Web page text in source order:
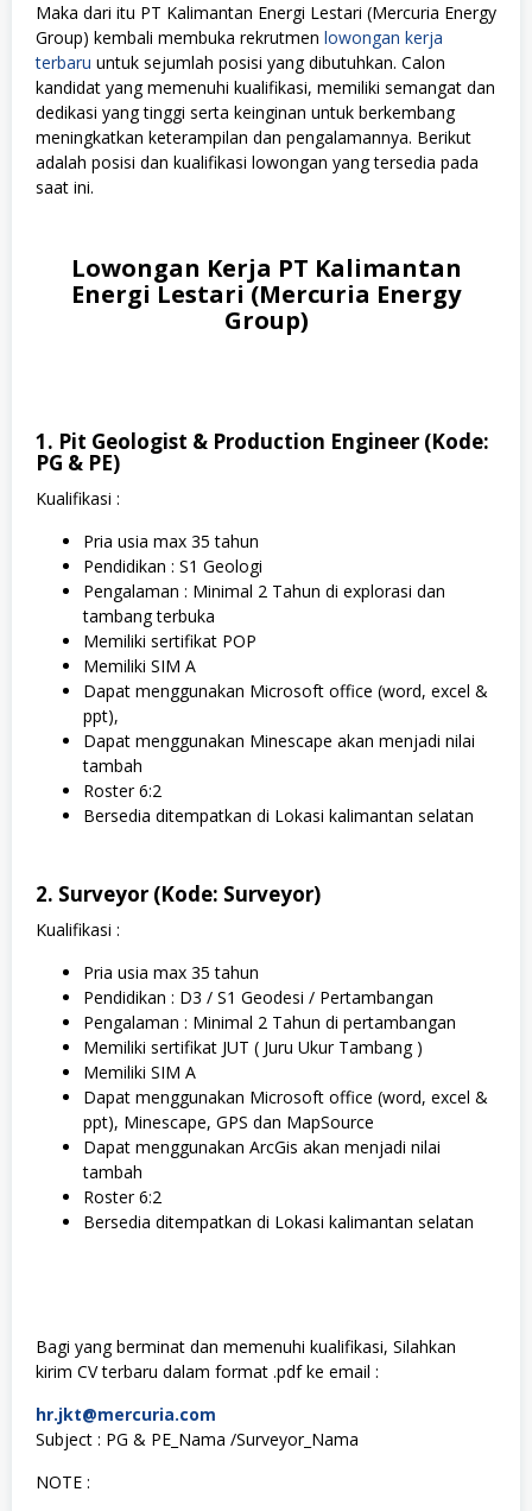
Maka dari itu PT Kalimantan Energi Lestari (Mercuria Energy
Group) kembali membuka rekrutmen lowongan kerja
terbaru untuk sejumlah posisi yang dibutuhkan. Calon
kandidat yang memenuhi kualifikasi, memiliki semangat dan
dedikasi yang tinggi serta keinginan untuk berkembang
meningkatkan keterampilan dan pengalamannya. Berikut
adalah posisi dan kualifikasi lowongan yang tersedia pada
saat ini.
Lowongan Kerja PT Kalimantan
Energi Lestari (Mercuria Energy
Group)
1. Pit Geologist & Production Engineer (Kode:
PG & PE)
Kualifikasi :
Pria usia max 35 tahun
Pendidikan : S1 Geologi
Pengalaman : Minimal 2 Tahun di explorasi dan
tambang terbuka
Memiliki sertifikat POP
Memiliki SIM A
Dapat menggunakan Microsoft office (word, excel &
ppt),
Dapat menggunakan Minescape akan menjadi nilai
tambah
Roster 6:2
Bersedia ditempatkan di Lokasi kalimantan selatan
2. Surveyor (Kode: Surveyor)
Kualifikasi :
Pria usia max 35 tahun
Pendidikan : D3 / S1 Geodesi / Pertambangan
Pengalaman : Minimal 2 Tahun di pertambangan
Memiliki sertifikat JUT ( Juru Ukur Tambang )
Memiliki SIM A
Dapat menggunakan Microsoft office (word, excel &
ppt), Minescape, GPS dan MapSource
Dapat menggunakan ArcGis akan menjadi nilai
tambah
Roster 6:2
Bersedia ditempatkan di Lokasi kalimantan selatan
Bagi yang berminat dan memenuhi kualifikasi, Silahkan
kirim CV terbaru dalam format .pdf ke email :
hr.jkt@mercuria.com
Subject : PG & PE_Nama /Surveyor_Nama
NOTE :